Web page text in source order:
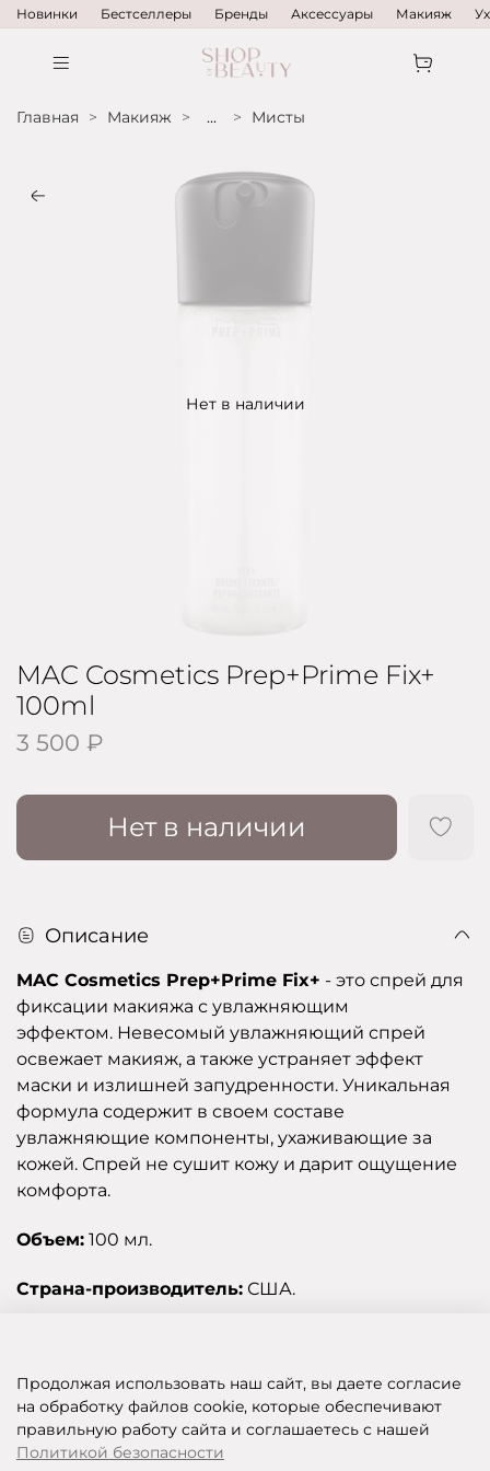
Новинки Бестселлеры Бренды Аксессуары Макияж
Главная Макияж ... Мисты
Нет в наличии
MAC Cosmetics Prep+Prime Fix+
100ml
3 500 ₽
Нет в наличии
Описание
MAC Cosmetics Prep+Prime Fix+ - это спрей для
фиксации макияжа с увлажняющим
эффектом. Невесомый увлажняющий спрей
освежает макияж, а также устраняет эффект
маски и излишней запудренности. Уникальная
формула содержит в своем составе
увлажняющие компоненты, ухаживающие за
кожей. Спрей не сушит кожу и дарит ощущение
комфорта.
Объем: 100 мл.
Страна-производитель: США.
SHOP OF BEAUTY - МУЛЬТИБРЕНДОВЫЙ ИНТЕРНЕТ-МАГАЗИН КОСМЕТИКИ
Продолжая использовать наш сайт, вы даете согласие
на обработку файлов cookie, которые обеспечивают
правильную работу сайта и соглашаетесь с нашей
Политикой безопасности